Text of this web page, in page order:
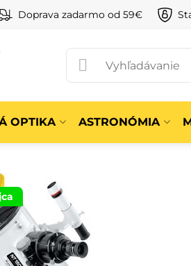
Doprava zadarmo od 59€
OPTIKA ASTRONÓMIA